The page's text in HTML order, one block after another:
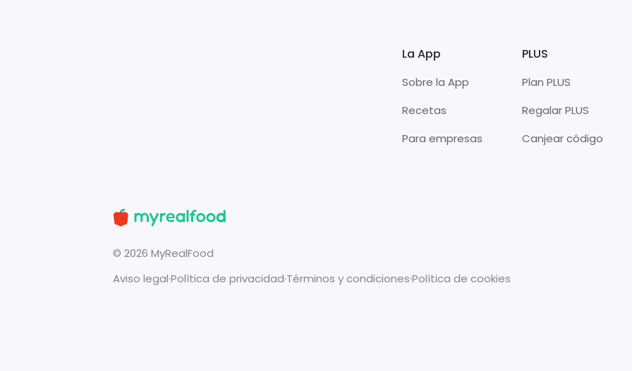
La App
Sobre la App
Recetas
Para empresas
PLUS
Plan PLUS
Regalar PLUS
Canjear código
© 2026 MyRealFood
Aviso legal·Política de privacidad·Términos y condiciones·Política de cookies